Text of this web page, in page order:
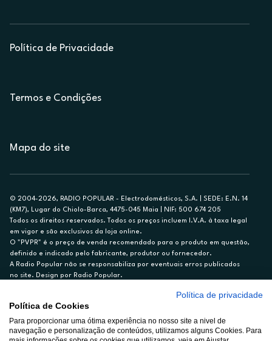
Política de Privacidade
Termos e Condições
Mapa do site
© 2004-2026, RADIO POPULAR - Electrodomésticos, S.A. | SEDE: E.N. 14
(KM7), Lugar do Chiolo-Barca, 4475-045 Maia | NIF: 500 674 205
Todos os direitos reservados. Todos os preços incluem I.V.A. à taxa legal
em vigor e são exclusivos da loja online.
O "PVPR" é o preço de venda recomendado para o produto em questão,
definido e indicado pelo fabricante, produtor ou fornecedor.
A Radio Popular não se responsabiliza por eventuais erros publicados
no site. Design por Radio Popular.
Ex. para limite de crédito de €1.500, reembolsado em 12 meses, TAN
14,79%.
Crédito sujeito a aprovação pelo Cetelem, marca BNP Paribas Personal
Política de privacidade
Política de Cookies
Para proporcionar uma ótima experiência no nosso site a nivel de
navegação e personalização de conteúdos, utilizamos alguns Cookies. Para